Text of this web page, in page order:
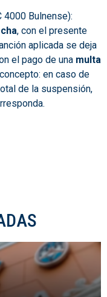
4000 Bulnense):
, con el presente
aplicada se deja
el pago de una multa
en caso de
de la suspensión,